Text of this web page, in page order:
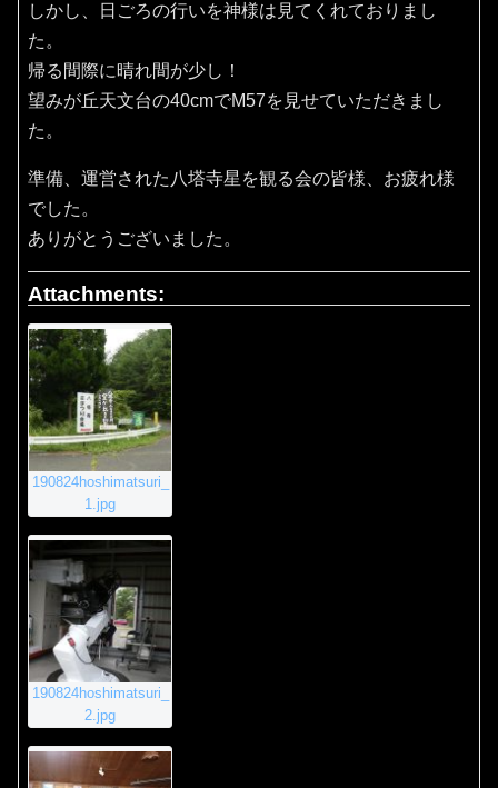
しかし、日ごろの行いを神様は見てくれておりまし
た。
帰る間際に晴れ間が少し！
望みが丘天文台の40cmでM57を見せていただきまし
た。
準備、運営された八塔寺星を観る会の皆様、お疲れ様
でした。
ありがとうございました。
Attachments:
190824hoshimatsuri_
1.jpg
190824hoshimatsuri_
2.jpg